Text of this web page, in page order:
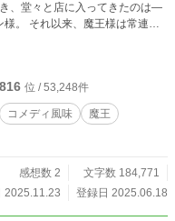
。 それ以来、魔王様は常連に
方々まで次々とやってくるよう
今日も私はご飯を作ります。
の奮闘記です。
位 / 53,248件
コメディ風味
魔王
感想数 2
文字数 184,771
2025.11.23
登録日 2025.06.18